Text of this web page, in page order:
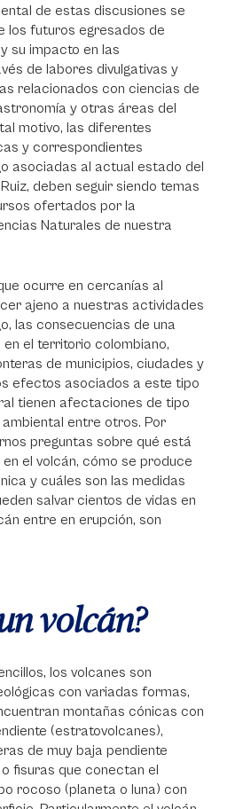
de estas discusiones se
los futuros egresados de
su impacto en las
de labores divulgativas y
relacionados con ciencias de
y otras áreas del
motivo, las diferentes
y correspondientes
asociadas al actual estado del
deben seguir siendo temas
ofertados por la
Naturales de nuestra
ocurre en cercanías al
ajeno a nuestras actividades
las consecuencias de una
el territorio colombiano,
de municipios, ciudades y
efectos asociados a este tipo
tienen afectaciones de tipo
entre otros. Por
preguntas sobre qué está
el volcán, cómo se produce
y cuáles son las medidas
salvar cientos de vidas en
entre en erupción, son
volcán?
los volcanes son
con variadas formas,
montañas cónicas con
(estratovolcanes),
de muy baja pendiente
fisuras que conectan el
rocoso (planeta o luna) con